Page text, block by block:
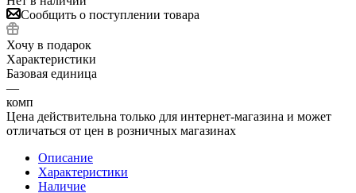
Сообщить о поступлении товара
Хочу в подарок
Характеристики
Базовая единица
—
комп
Цена действительна только для интернет-магазина и может
отличаться от цен в розничных магазинах
Описание
Характеристики
Наличие